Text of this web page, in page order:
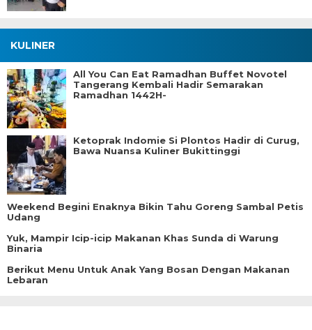
KULINER
All You Can Eat Ramadhan Buffet Novotel
Tangerang Kembali Hadir Semarakan
Ramadhan 1442H-
Ketoprak Indomie Si Plontos Hadir di Curug,
Bawa Nuansa Kuliner Bukittinggi
Weekend Begini Enaknya Bikin Tahu Goreng Sambal Petis
Udang
Yuk, Mampir Icip-icip Makanan Khas Sunda di Warung
Binaria
Berikut Menu Untuk Anak Yang Bosan Dengan Makanan
Lebaran